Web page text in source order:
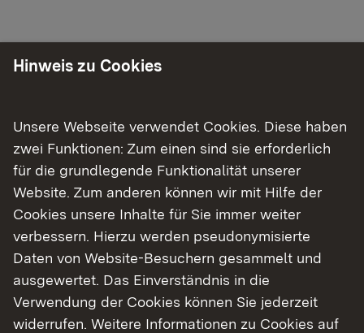
Das Projekt
Chronologie
Die Maßnahme ist im aktuellen Bedarfsplan 2016
im Vordringlichen Bedarf ausgewiesen. Die B 312
stellt eine wichtige überregionale Nord-Süd
Verbindung zwischen dem Verdichtungsraum
Mittlerer Neckar mit dem Oberzentrum
Reutlingen/Tübingen und Mittelzentrum Biberach
dar.
Hinweis zu Cookies
Unsere Webseite verwendet Cookies. Diese haben
zwei Funktionen: Zum einen sind sie erforderlich
für die grundlegende Funktionalität unserer
Website. Zum anderen können wir mit Hilfe der
Cookies unsere Inhalte für Sie immer weiter
verbessern. Hierzu werden pseudonymisierte
Daten von Website-Besuchern gesammelt und
ausgewertet. Das Einverständnis in die
Verwendung der Cookies können Sie jederzeit
widerrufen. Weitere Informationen zu Cookies auf